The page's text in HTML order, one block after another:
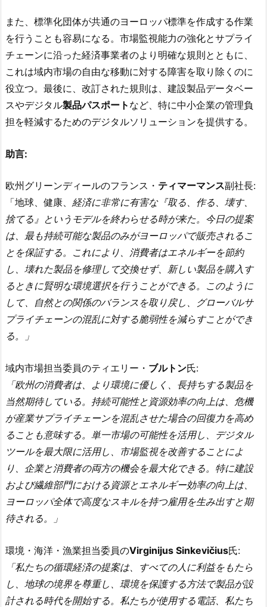
また、標準化団体が共通のヨーロッパ標準を作成する作業
を行うことも容易になる。市場監視能力の強化とサプライ
チェーンに沿った経済事業者のより明確な規則とともに、
これは域内市場の自由な移動に対する障害を取り除くのに
役立つ。最後に、改訂された規則は、建設製品データベー
スやデジタル製品パスポート など、特に中小企業の管理負
担を軽減するためのデジタルソリューションを提供する。
助言:
欧州グリーンディールのフランス・ ティマーマンス副社長:
「地球、健康、 経済に非常に有害な『取る、作る、壊す、
捨てる』というモデルを終わらせる時が来た。今日の提案
は、最も持続可能な製品のみがヨーロッパで販売されるこ
とを保証する。これにより、消費者はエネルギーを節約
し、壊れた製品を修理して交換せず、新しい製品を購入す
るときに賢明な環境選択を行うことができる。このように
して、自然との関係のバランスを取り戻し、グローバルサ
プライチェーンの混乱に対する脆弱性を減らすことができ
る。」
域内市場担当委員のティエリー・ ブルトン氏:
「欧州の消費者は、より環境に優しく、長持ちする製品を
当然期待している。持続可能性と資源効率の向上は、危機
が産業サプライチェーンを混乱させた場合の回復力を高め
ることも意味する。単一市場の可能性を活用し、デジタル
ツールを最大限に活用し、市場監視を改善することによ
り、企業と消費者の両方の機会を最大化できる。特に建設
および繊維部門における資源とエネルギー効率の向上は、
ヨーロッパ全体で高度なスキルを持つ雇用を生み出すと期
待される。」
環境・海洋・漁業担当委員のVirginijus Sinkevičius氏:
「私たちの循環経済の提案は、すべての人に利益をもたら
し、地球の境界を尊重し、環境を保護する方法で製品が設
計される時代を開始する。私たちが使用する電話、私たち